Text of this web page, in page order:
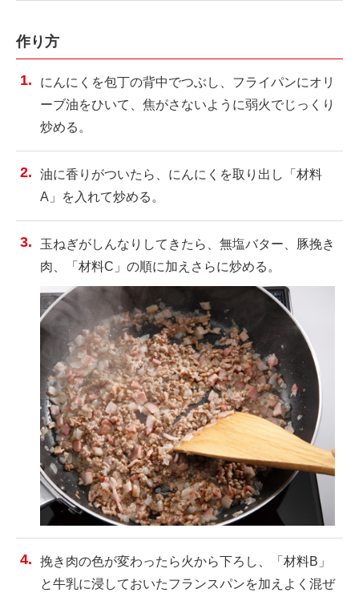
作り方
にんにくを包丁の背中でつぶし、フライパンにオリ
ーブ油をひいて、焦がさないように弱火でじっくり
炒める。
油に香りがついたら、にんにくを取り出し「材料
A」を入れて炒める。
玉ねぎがしんなりしてきたら、無塩バター、豚挽き
肉、「材料C」の順に加えさらに炒める。
挽き肉の色が変わったら火から下ろし、「材料B」
と牛乳に浸しておいたフランスパンを加えよく混ぜ